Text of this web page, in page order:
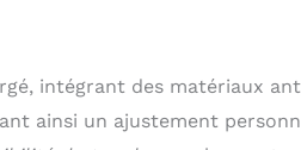
intégrant des matériaux
ainsi un ajustement